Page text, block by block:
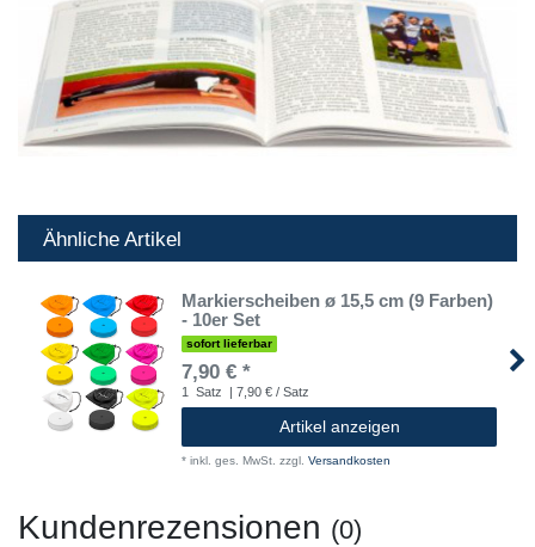
Ähnliche Artikel
Markierscheiben ø 15,5 cm (9 Farben)
- 10er Set
sofort lieferbar
7,90 € *
1 Satz | 7,90 € / Satz
Artikel anzeigen
* inkl. ges. MwSt. zzgl. Versandkosten
Kundenrezensionen (0)